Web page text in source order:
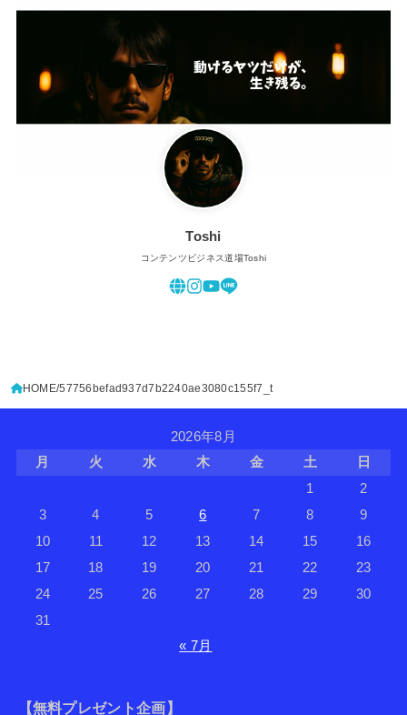
Toshi
コンテンツビジネス道場Toshi
HOME 57756befad937d7b2240ae3080c155f7_t
2026年8月
月
火 水 木 金 土
日
1
2
3
4 5 6 7 8
9
10
11 12 13 14 15
16
17
18 19 20 21 22
23
24
25 26 27 28 29
30
31
« 7月
【無料プレゼント企画】